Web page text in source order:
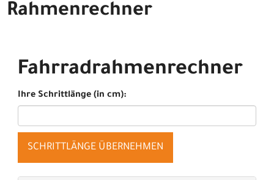
Rahmenrechner
Fahrradrahmenrechner
Ihre Schrittlänge (in cm):
SCHRITTLÄNGE ÜBERNEHMEN